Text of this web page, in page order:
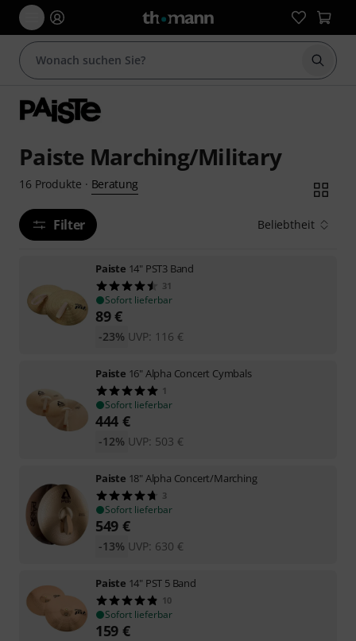
Suche
Paiste Marching/Military
16 Produkte · Beratung
Filter Beliebtheit
Paiste 14" PST3 Band
31
Sofort lieferbar
89€
UVP: 116 €
-23%
Paiste 16" Alpha Concert Cymbals
1
Sofort lieferbar
444 €
UVP: 503 €
-12%
Paiste 18" Alpha Concert/Marching
3
Sofort lieferbar
549 €
UVP: 630 €
-13%
Paiste 14" PST 5 Band
10
Sofort lieferbar
159 €